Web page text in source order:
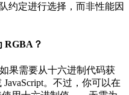
约定进行选择，而非性能因
RGBA？
果需要从十六进制代码获
。不过，你可以在